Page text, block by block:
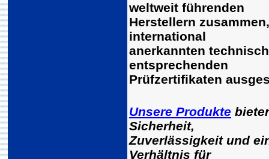
weltweit führenden
Herstellern
international
anerkannten
entsprechenden
Prüfzertifikaten
Unsere Produkte
Sicherheit,
Zuverlässigkeit und
Verhältnis für